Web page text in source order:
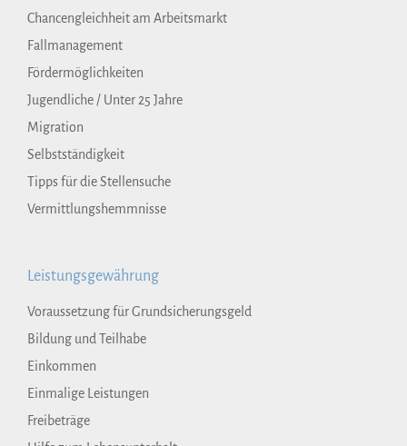
Chancengleichheit am Arbeitsmarkt
Fallmanagement
Fördermöglichkeiten
Jugendliche / Unter 25 Jahre
Migration
Selbstständigkeit
Tipps für die Stellensuche
Vermittlungshemmnisse
Leistungsgewährung
Voraussetzung für Grundsicherungsgeld
Bildung und Teilhabe
Einkommen
Einmalige Leistungen
Freibeträge